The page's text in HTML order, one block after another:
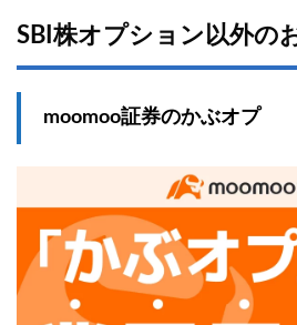
SBI株オプション以外の
moomoo証券のかぶオプ